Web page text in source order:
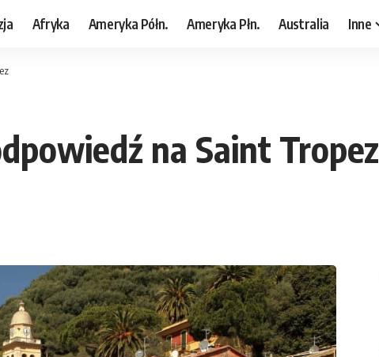
Afryka Ameryka Półn. Ameryka Płn. Australia Inne
na Saint Tropez